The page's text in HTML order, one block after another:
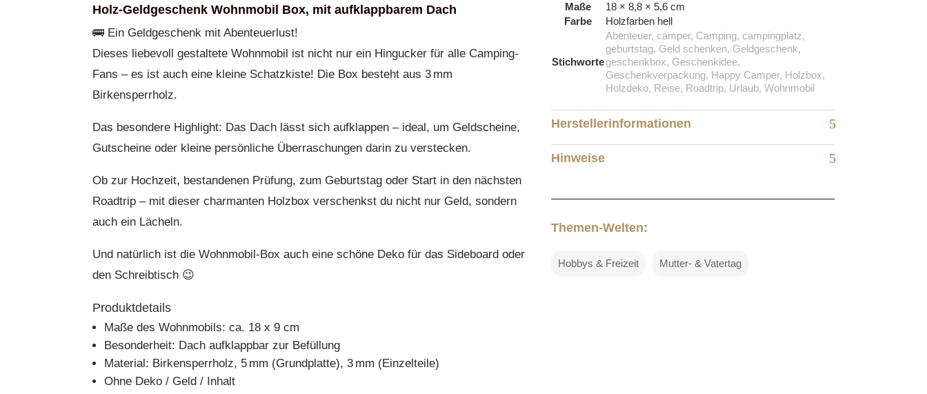
Holz-Geldgeschenk Wohnmobil Box, mit aufklappbarem Dach
🚌 Ein Geldgeschenk mit Abenteuerlust!
Dieses liebevoll gestaltete Wohnmobil ist nicht nur ein Hingucker für alle Camping-
Fans – es ist auch eine kleine Schatzkiste! Die Box besteht aus 3 mm
Birkensperrholz.
Das besondere Highlight: Das Dach lässt sich aufklappen – ideal, um Geldscheine,
Gutscheine oder kleine persönliche Überraschungen darin zu verstecken.
Ob zur Hochzeit, bestandenen Prüfung, zum Geburtstag oder Start in den nächsten
Roadtrip – mit dieser charmanten Holzbox verschenkst du nicht nur Geld, sondern
auch ein Lächeln.
Und natürlich ist die Wohnmobil-Box auch eine schöne Deko für das Sideboard oder
den Schreibtisch 😉
Produktdetails
Maße des Wohnmobils: ca. 18 x 9 cm
Besonderheit: Dach aufklappbar zur Befüllung
Material: Birkensperrholz, 5 mm (Grundplatte), 3 mm (Einzelteile)
Ohne Deko / Geld / Inhalt
Maße
18 × 8,8 × 5,6 cm
Farbe
Holzfarben hell
Stichworte
Abenteuer, camper, Camping, campingplatz,
geburtstag, Geld schenken, Geldgeschenk,
geschenkbox, Geschenkidee,
Geschenkverpackung, Happy Camper, Holzbox,
Holzdeko, Reise, Roadtrip, Urlaub, Wohnmobil
Herstellerinformationen
Hinweise
Themen-Welten:
Hobbys & Freizeit Mutter- & Vatertag